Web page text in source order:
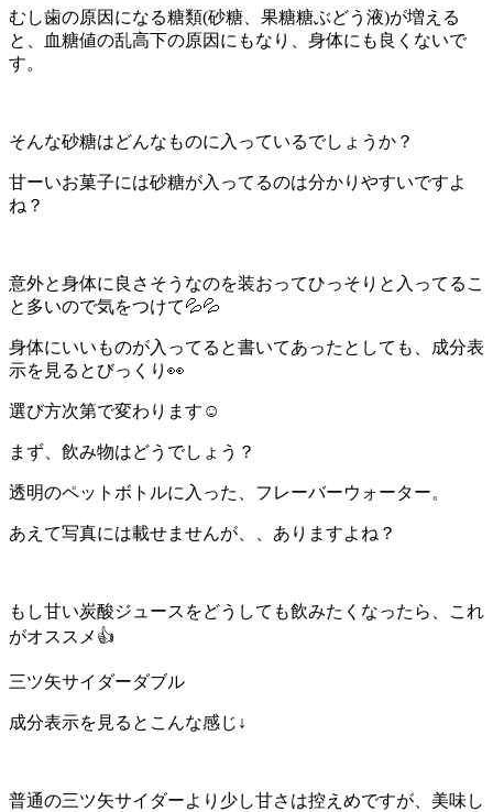
むし歯の原因になる糖類(砂糖、果糖糖ぶどう液)が増える
と、血糖値の乱高下の原因にもなり、身体にも良くないで
す。
そんな砂糖はどんなものに入っているでしょうか？
甘ーいお菓子には砂糖が入ってるのは分かりやすいですよ
ね？
意外と身体に良さそうなのを装おってひっそりと入ってるこ
と多いので気をつけて💦💦
身体にいいものが入ってると書いてあったとしても、成分表
示を見るとびっくり👀
選び方次第で変わります☺️
まず、飲み物はどうでしょう？
透明のペットボトルに入った、フレーバーウォーター。
あえて写真には載せませんが、、ありますよね？
もし甘い炭酸ジュースをどうしても飲みたくなったら、これ
がオススメ👍
三ツ矢サイダーダブル
成分表示を見るとこんな感じ↓
普通の三ツ矢サイダーより少し甘さは控えめですが、美味し